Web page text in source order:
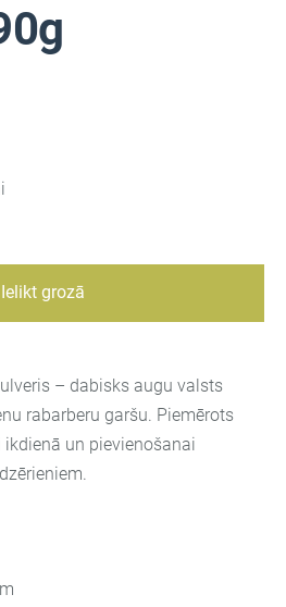
Ielikt grozā
– dabisks augu valsts
rabarberu garšu. Piemērots
un pievienošanai